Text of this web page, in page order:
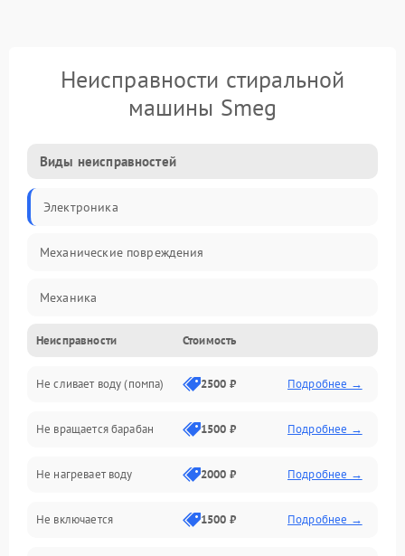
Неисправности стиральной
машины Smeg
Виды неисправностей
Электроника
Механические повреждения
Механика
Электропитание
Водоснабжение
Слив
Программное обеспечение
Неисправности Стоимость
Не сливает воду (помпа) 2500 ₽ Подробнее →
Не вращается барабан 1500 ₽ Подробнее →
Не нагревает воду 2000 ₽ Подробнее →
Не включается 1500 ₽ Подробнее →